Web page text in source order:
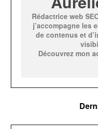
Rédactrice web
j’accompagne les
de contenus et
Découvrez mon